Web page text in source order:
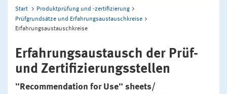
Start
Produktprüfung und -zertifizierung
Prüfgrundsätze und Erfahrungsaustauschkreise
Erfahrungsaustauschkreise
Erfahrungsaustausch der Prüf-
und Zertifizierungsstellen
"Recommendation for Use" sheets/